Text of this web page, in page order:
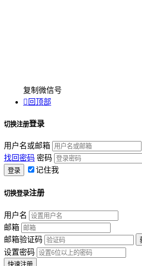
复制微信号
 回顶部
切换注册登录
用户名或邮箱
找回密码 密码
记住我
切换登录注册
用户名
邮箱
邮箱验证码
设置密码